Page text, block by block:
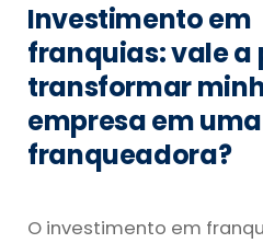
Investimento em
franquias: vale a
transformar
empresa em uma
franqueadora?
O investimento em